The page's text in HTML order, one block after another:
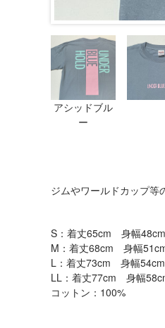
アシッドブル
ー
ジムやワールドカップ等
S：着丈65cm 身幅
M：着丈68cm 身幅
L：着丈73cm 身幅
LL：着丈77cm 身幅
コットン：100%